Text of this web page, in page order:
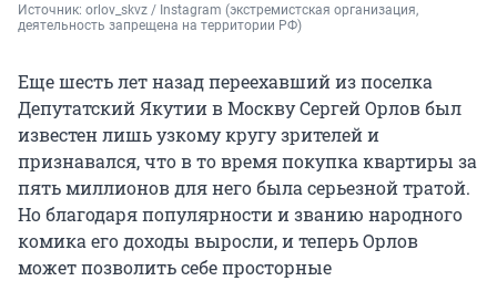
Источник: orlov_skvz / Instagram (экстремистская организация,
деятельность запрещена на территории РФ)
Еще шесть лет назад переехавший из поселка
Депутатский Якутии в Москву Сергей Орлов был
известен лишь узкому кругу зрителей и
признавался, что в то время покупка квартиры за
пять миллионов для него была серьезной тратой.
Но благодаря популярности и званию народного
комика его доходы выросли, и теперь Орлов
может позволить себе просторные